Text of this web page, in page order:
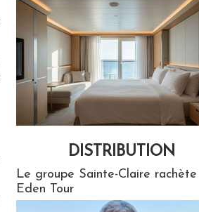
DISTRIBUTION
Le groupe Sainte-Claire rachète
Eden Tour